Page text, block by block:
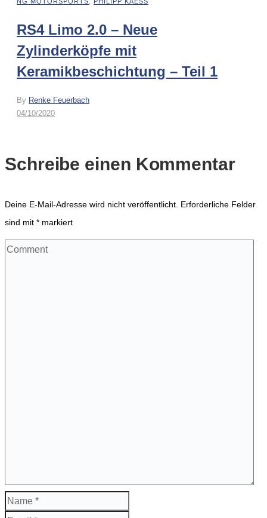
RS4 Limo 2.0 – Neue
Zylinderköpfe mit
Keramikbeschichtung – Teil 1
By Renke Feuerbach
04/10/2020
Schreibe einen Kommentar
Deine E-Mail-Adresse wird nicht veröffentlicht. Erforderliche Felder
sind mit * markiert